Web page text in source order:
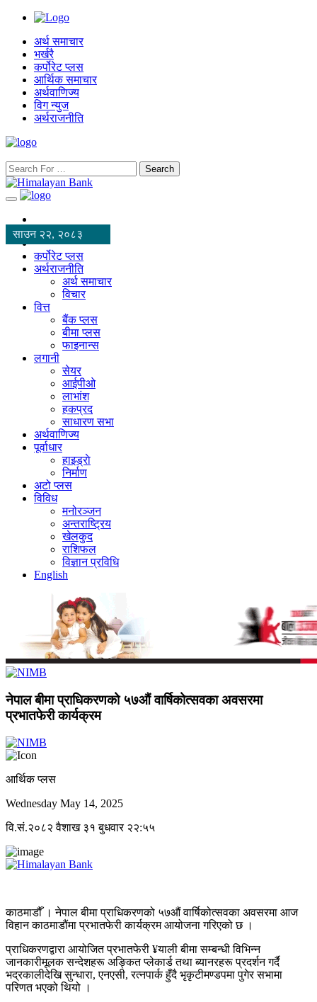
अर्थ समाचार
भर्खरै
कर्पोरेट प्लस
आर्थिक समाचार
अर्थवाणिज्य
विग न्युज
अर्थराजनीति
Search
साउन २२, २०८३
कर्पोरेट प्लस
अर्थराजनीति
अर्थ समाचार
विचार
वित्त
बैंक प्लस
बीमा प्लस
फाइनान्स
लगानी
सेयर
आईपीओ
लाभांश
हकप्रद
साधारण सभा
अर्थवाणिज्य
पूर्वाधार
हाइड्राे
निर्माण
अटो प्लस
विविध
मनोरञ्जन
अन्तराष्ट्रिय
खेलकुद
राशिफल
विज्ञान प्रविधि
English
नेपाल बीमा प्राधिकरणको ५७औं वार्षिकोत्सवका अवसरमा
प्रभातफेरी कार्यक्रम
आर्थिक प्लस
Wednesday May 14, 2025
वि.सं.२०८२ वैशाख ३१ बुधवार २२:५५
काठमाडौँ । नेपाल बीमा प्राधिकरणको ५७औं वार्षिकोत्सवका अवसरमा आज
विहान काठमाडौंमा प्रभातफेरी कार्यक्रम आयोजना गरिएको छ ।
प्राधिकरणद्वारा आयोजित प्रभातफेरी ¥याली बीमा सम्बन्धी विभिन्न
जानकारीमूलक सन्देशहरू अङ्कित प्लेकार्ड तथा ब्यानरहरू प्रदर्शन गर्दै
भद्रकालीदेखि सुन्धारा, एनएसी, रत्नपार्क हुँदै भृकृटीमण्डपमा पुगेर सभामा
परिणत भएको थियो ।